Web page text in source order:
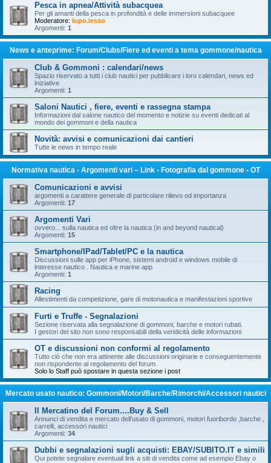
Pesca in apnea/Attività subacquea
Per gli amanti della pesca in profondità e delle immersioni subacquee
Moderatore: lupo.lesso
Argomenti: 1
News e anteprime: Forum/Clubs/Fiere ed eventi a tema gommone/nautica
Club & Gommoni : calendari/news
Spazio riservato a tutti i club nautici per pubblicare i loro calendari, news ed
iniziative
Argomenti: 1
Saloni Nautici , fiere, eventi e rassegna stampa
Informazioni dal salone nautico del momento e notizie su eventi dedicati al
mondo dei gommoni e della nautica
Novità: avvisi e comunicazioni dai cantieri
Tutte le news in tempo reale
Normativa nautica - Argomenti vari – Link - Fotografia dal gommone - OT
Comunicazioni e avvisi
argomenti a carattere generale di particolare rilievo od importanza
Argomenti: 17
Argomenti Vari
ovvero... sulla nautica ed oltre la nautica (in and beyond nautical)
Argomenti: 15
Smartphone/IPad/Tablet/PC e la nautica
Discussioni sulle app per iPhone, sistemi android e windows mobile di
interesse nautico . Nautica e marine app
Argomenti: 1
Racing
Allestimenti da competizione, gare di motonautica e manifestazioni sportive
Furti e Truffe - Segnalazioni
Sezione riservata alla segnalazione di gommoni, barche e motori rubati.
I gestori del sito non sono responsabili della veridicità delle informazioni
OT e discussioni non conformi al regolamento
Tutto ciò che non era attinente alle discussioni originarie e conseguentemente
non rispondente al regolamento del forum.
Solo lo Staff può spostare in questa sezione i post
Mercato usato nautico: Gommoni/Motori/Barche/Rimorchi/Accessori nautici
Il Mercatino del Forum....Buy & Sell
Annunci di vendita e mercato dell'usato di gommoni, motori fuoribordo ,barche ,
carrelli, accessori nautici
Argomenti: 34
Dubbi e segnalazioni sugli acquisti: EBAY/SUBITO.IT e simili
Qui potete segnalare eventuali link a siti di vendita come ad esempio Ebay o